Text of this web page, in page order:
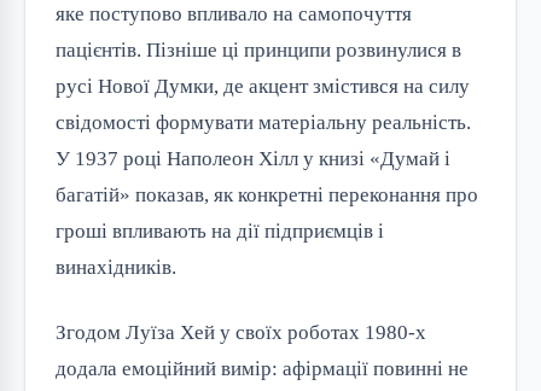
яке поступово впливало на самопочуття
пацієнтів. Пізніше ці принципи розвинулися в
русі Нової Думки, де акцент змістився на силу
свідомості формувати матеріальну реальність.
У 1937 році Наполеон Хілл у книзі «Думай і
багатій» показав, як конкретні переконання про
гроші впливають на дії підприємців і
винахідників.
Згодом Луїза Хей у своїх роботах 1980-х
додала емоційний вимір: афірмації повинні не